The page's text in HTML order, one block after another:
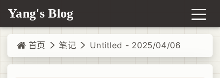
Yang's Blog
首页 笔记 Untitled - 2025/04/06